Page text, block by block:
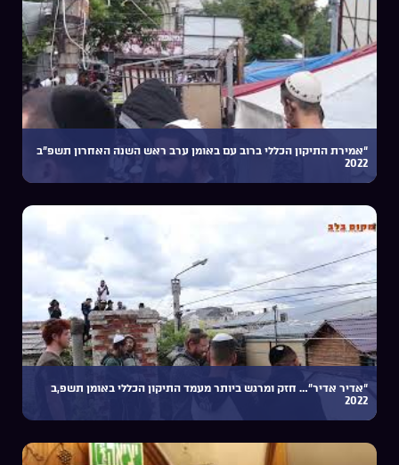
“אמירת התיקון הכללי ברוב עם באומן ערב ראש השנה האחרון תשפ”ב
2022
“אדיר אדיר”… חזק ומרגש ביותר מעמד התיקון הכללי באומן תשפ,ב
2022